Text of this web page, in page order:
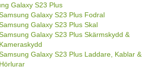
Galaxy S23 Plus
Galaxy S23 Plus Fodral
Galaxy S23 Plus Skal
Galaxy S23 Plus Skärmskydd &
Kameraskydd
Galaxy S23 Plus Laddare, Kablar &
Hörlurar